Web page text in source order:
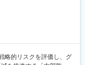
部門に対する人事課題
略的リスクを評価し、グ